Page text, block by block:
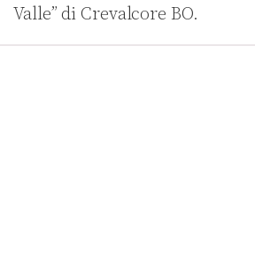
Valle” di Crevalcore BO.